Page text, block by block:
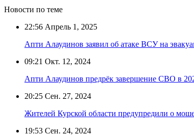
Новости по теме
22:56 Апрель 1, 2025
Апти Алаудинов заявил об атаке ВСУ на
09:21 Окт. 12, 2024
Апти Алаудинов предрёк завершение СВО в
20:25 Сен. 27, 2024
Жителей Курской области предупредили о
19:53 Сен. 24, 2024